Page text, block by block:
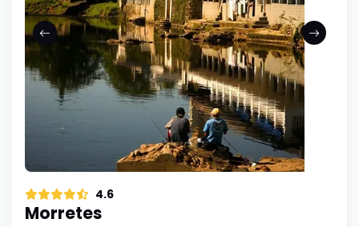
4.6
Morretes